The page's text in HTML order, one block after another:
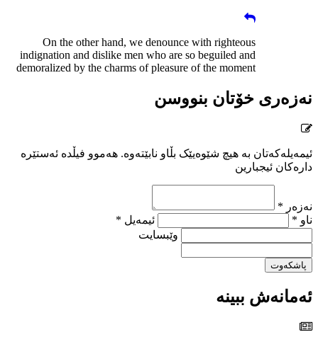
On the other hand, we denounce with righteous
indignation and dislike men who are so beguiled and
demoralized by the charms of pleasure of the moment
نەزەری خۆتان بنووسن
ئیمەیلەکەتان بە هیچ شێوەیێک بڵاو نابێتەوە. هەموو فیڵدە ئەستێرە
دارەکان ئیجبارین
نەزەر *
ناو *
ئیمەیل *
وێبسایت
پاشکەوت
ئەمانەش ببینە